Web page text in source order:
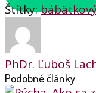
Štítky:bábätko
PhDr. Ľuboš
Podobné články